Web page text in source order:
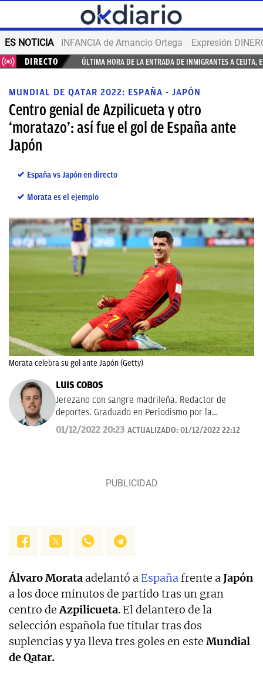
ES NOTICIA INFANCIA de Amancio Ortega Expresión
DIRECTO ÚLTIMA HORA DE LA ENTRADA DE INMIGRANTES A CEUTA,
MUNDIAL DE QATAR 2022: ESPAÑA - JAPÓN
Centro genial de Azpilicueta y otro
‘moratazo’: así fue el gol de España ante
Japón
España vs Japón en directo
Morata es el ejemplo
Morata celebra su gol ante Japón (Getty)
LUIS COBOS
Jerezano con sangre madrileña. Redactor de
deportes. Graduado en Periodismo por la
Universidad Complutense de Madrid. Amor eterno
por la pelota.
01/12/2022 20:23 ACTUALIZADO: 01/12/2022 22:12
Álvaro Morata adelantó a Españafrente aJapón
a los doce minutos de partido tras un gran
centro deAzpilicueta. El delantero de la
selección española fue titular tras dos
suplencias y ya lleva tres goles en este Mundial
de Qatar.